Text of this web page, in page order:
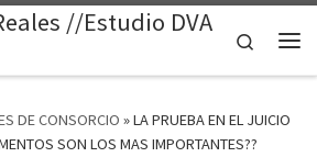
//Estudio DVA
Search
DE CONSORCIO »LA PRUEBA EN EL JUICIO
SON LOS MAS IMPORTANTES??